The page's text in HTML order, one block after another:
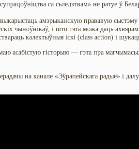
са сьледзтвам» не ратуе ў
амэрыканскую прававую
чыноўнікаў, і што гэта можа даць
калектыўныя іскі (class action) і
асабістую гісторыю — гэта пра
на канале «Эўрапейскага радыё» і